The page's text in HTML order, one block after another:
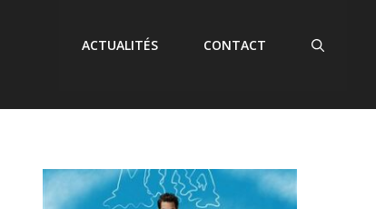
ACTUALITÉS CONTACT